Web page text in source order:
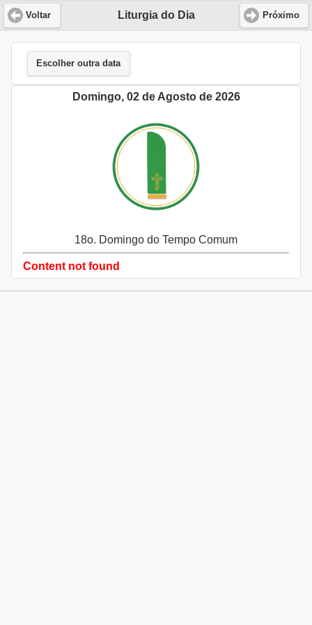
Liturgia do Dia
Voltar Próximo
Escolher outra data
Domingo, 02 de Agosto de 2026
18o. Domingo do Tempo Comum
Content not found